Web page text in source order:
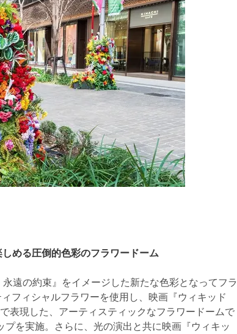
める圧倒的色彩のフラワードーム
遠の約束』をイメージした新たな色彩となってフラ
フィシャルフラワーを使用し、映画『ウィキッド
表現した、アーティスティックなフラワードームで
を実施。さらに、光の演出と共に映画『ウィキッ